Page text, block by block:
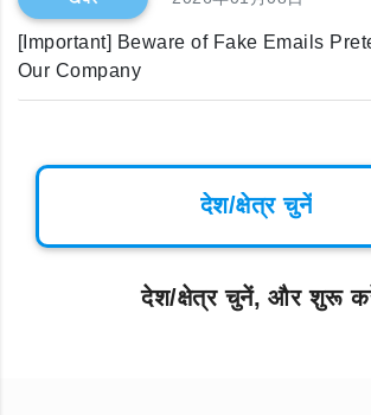
[Important] Beware of Fake Emails
Our Company
देश/क्षेत्र चुनें
देश/क्षेत्र चुनें, और शुरू